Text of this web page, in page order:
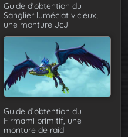
Guide d’obtention du
Sanglier luméclat vicieux,
une monture JcJ
Guide d’obtention du
Firmami primitif, une
monture de raid